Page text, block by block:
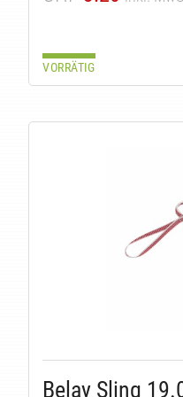
VORRÄTIG
Belay Sling